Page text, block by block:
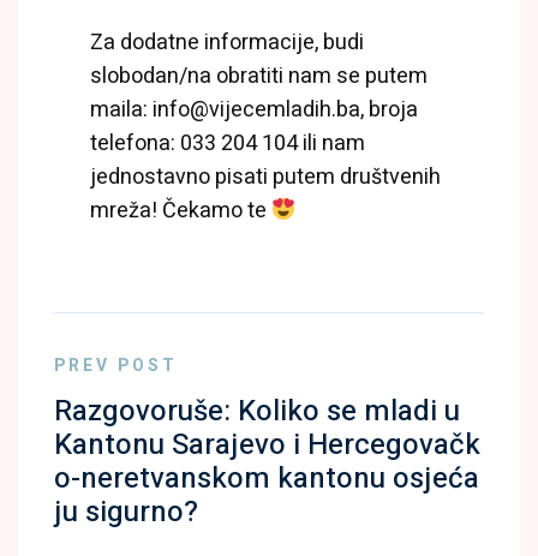
Za dodatne informacije, budi
slobodan/na obratiti nam se putem
maila: info@vijecemladih.ba, broja
telefona: 033 204 104 ili nam
jednostavno pisati putem društvenih
mreža! Čekamo te
PREV POST
Razgovoruše: Koliko se mladi u
Kantonu Sarajevo i Hercegovačk
o-neretvanskom kantonu osjeća
ju sigurno?